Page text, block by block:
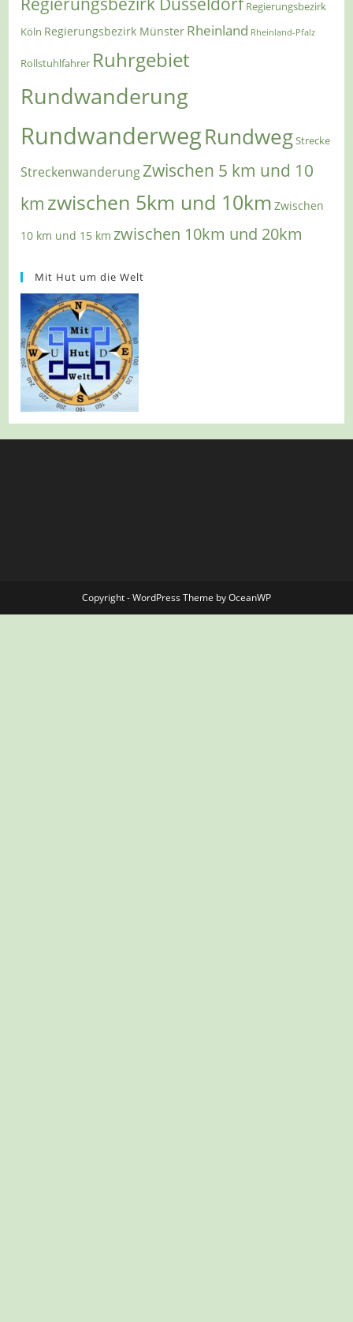
Regierungsbezirk
Köln Regierungsbezirk Münster Rheinland Rheinland-Pfalz
Rollstuhlfahrer Ruhrgebiet
Rundwanderung
RundwanderwegRundwegStrecke
StreckenwanderungZwischen 5 km und 10
km zwischen 5km und 10km Zwischen
10 km und 15 km zwischen 10km und 20km
Mit Hut um die Welt
Copyright - WordPress Theme by OceanWP